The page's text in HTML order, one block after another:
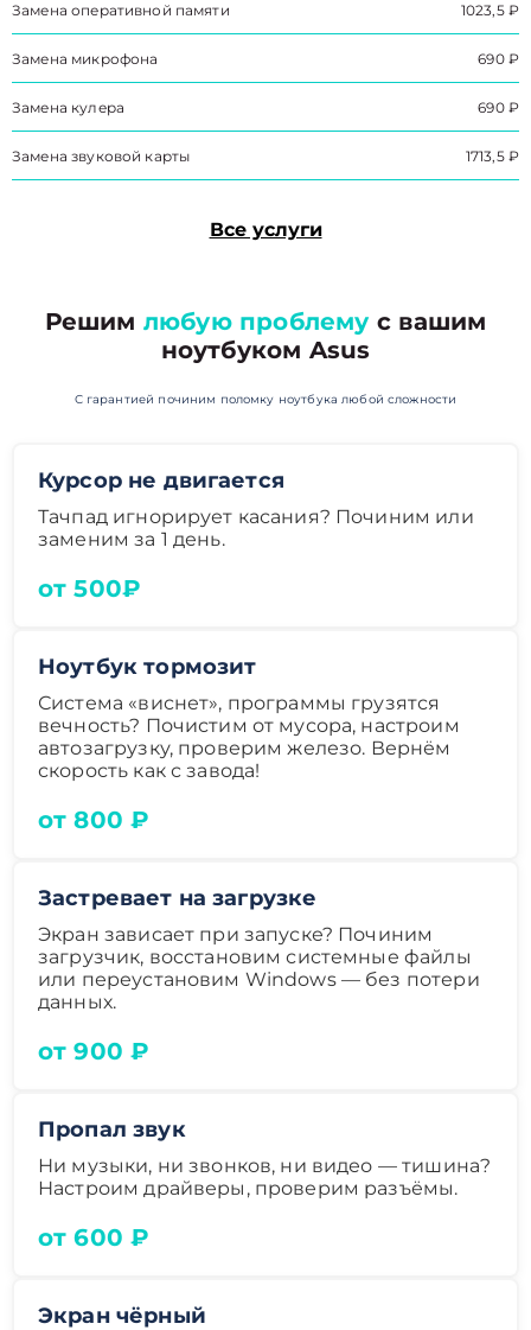
Замена оперативной памяти 1023,5 ₽
Замена микрофона 690 ₽
Замена кулера 690 ₽
Замена звуковой карты 1713,5 ₽
Все услуги
Решим любую проблему с вашим
ноутбуком Asus
С гарантией починим поломку ноутбука любой сложности
Курсор не двигается
Тачпад игнорирует касания? Починим или
заменим за 1 день.
от 500₽
Ноутбук тормозит
Система «виснет», программы грузятся
вечность? Почистим от мусора, настроим
автозагрузку, проверим железо. Вернём
скорость как с завода!
от 800 ₽
Застревает на загрузке
Экран зависает при запуске? Починим
загрузчик, восстановим системные файлы
или переустановим Windows — без потери
данных.
от 900 ₽
Пропал звук
Ни музыки, ни звонков, ни видео — тишина?
Настроим драйверы, проверим разъёмы.
от 600 ₽
Экран чёрный